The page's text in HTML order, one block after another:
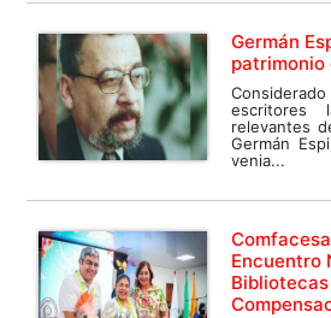
Germán
patrimonio
escritores
relevantes
Germán
venia...
Encuentro